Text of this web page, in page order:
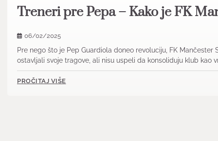
Treneri pre Pepa – Kako je FK
06/02/2025
Pre nego što je Pep Guardiola doneo revoluciju, FK
ostavljali svoje tragove, ali nisu uspeli da konsoliduju klub kao
PROČITAJ VIŠE